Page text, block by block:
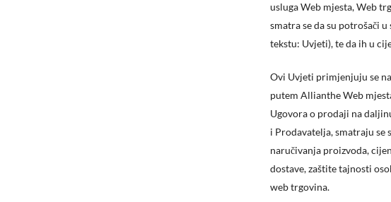
usluga Web mjesta, Web
smatra se da su potrošači
tekstu: Uvjeti), te da ih u
Ovi Uvjeti primjenjuju se
putem Allianthe Web
Ugovora o prodaji na
i Prodavatelja, smatraju se
naručivanja proizvoda,
dostave, zaštite tajnosti
web trgovina.